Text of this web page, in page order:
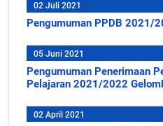
02 Juli 2021
Pengumuman PPDB 2021/
05 Juni 2021
Pengumuman Penerimaan
Pelajaran 2021/2022
02 April 2021